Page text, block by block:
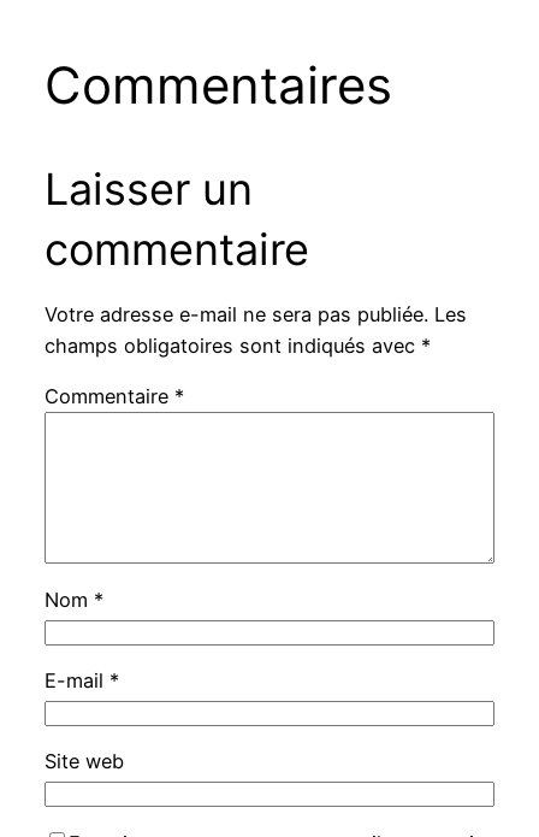
Commentaires
Laisser un
commentaire
Votre adresse e-mail ne sera pas publiée. Les
champs obligatoires sont indiqués avec *
Commentaire *
Nom *
E-mail *
Site web